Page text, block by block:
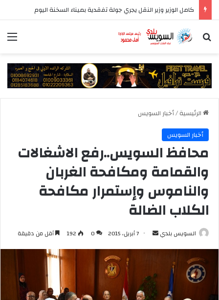
كامل الوزير وزير النقل يجري جولة تفقدية بميناء السخنة اليوم
بحث عن
الرئيسية/أخبار السويس
أخبار السويس
محافظ السويس..رفع الاشغالات
والقمامة ومكافحة الغربان
والناموس وإستمرار مكافحة
الكلاب الضالة
السويس بلدي
أرسل 7 أبريل، 2015 0
192 أقل من دقيقة